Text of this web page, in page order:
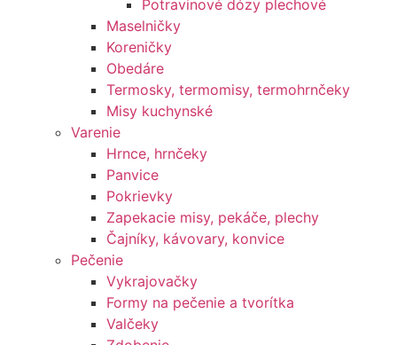
Potravinové dózy plechové
Maselničky
Koreničky
Obedáre
Termosky, termomisy, termohrnčeky
Misy kuchynské
Varenie
Hrnce, hrnčeky
Panvice
Pokrievky
Zapekacie misy, pekáče, plechy
Čajníky, kávovary, konvice
Pečenie
Vykrajovačky
Formy na pečenie a tvorítka
Valčeky